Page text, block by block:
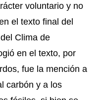
voluntario y no
el texto final del
Clima de
en el texto, por
fue la mención a
carbón y a los